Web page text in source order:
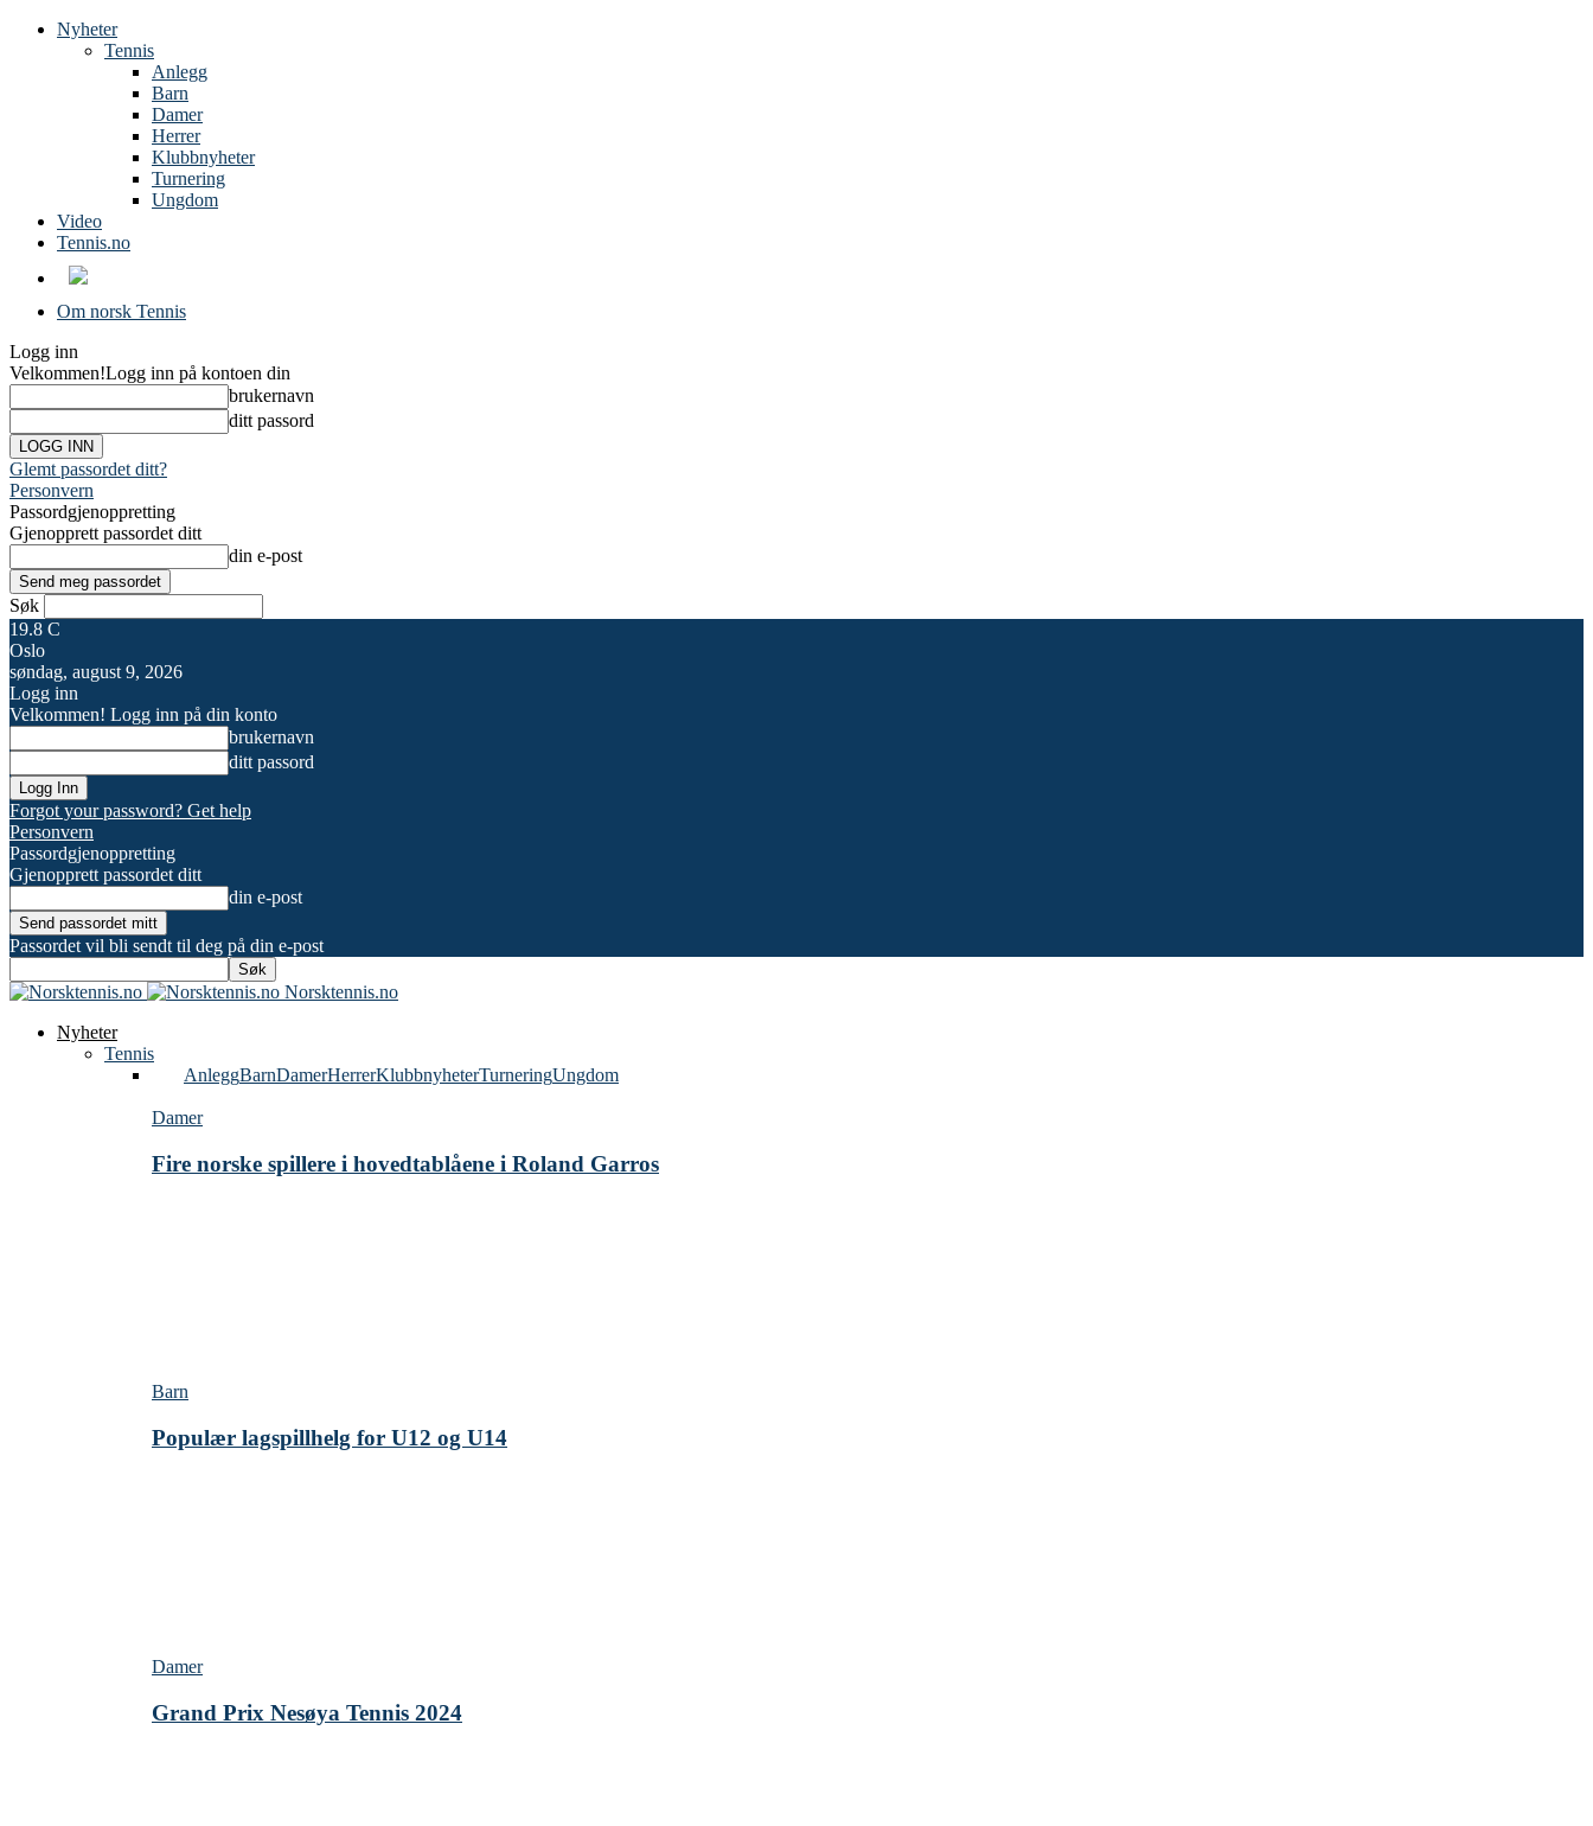
Nyheter
Tennis
Anlegg
Barn
Damer
Herrer
Klubbnyheter
Turnering
Ungdom
Video
Tennis.no
Om norsk Tennis
Logg inn
Velkommen!Logg inn på kontoen din
brukernavn
ditt passord
Glemt passordet ditt?
Personvern
Passordgjenoppretting
Gjenopprett passordet ditt
din e-post
Søk
19.8 C
Oslo
søndag, august 9, 2026
Logg inn
Velkommen! Logg inn på din konto
brukernavn
ditt passord
Forgot your password? Get help
Personvern
Passordgjenoppretting
Gjenopprett passordet ditt
din e-post
Passordet vil bli sendt til deg på din e-post
Norsktennis.no
Nyheter
Tennis
AnleggBarnDamerHerrerKlubbnyheterTurneringUngdom
Damer
Fire norske spillere i hovedtablåene i Roland Garros
Barn
Populær lagspillhelg for U12 og U14
Damer
Grand Prix Nesøya Tennis 2024